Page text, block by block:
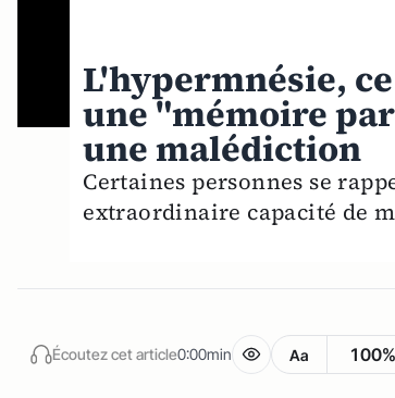
L'hypermnésie,
une "mémoire
une malédiction
Certaines personnes se
extraordinaire capacité de
Écoutez cet article0:00min Aa 100%